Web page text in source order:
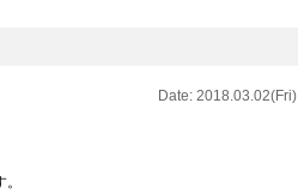
Date: 2018.03.02(Fri)